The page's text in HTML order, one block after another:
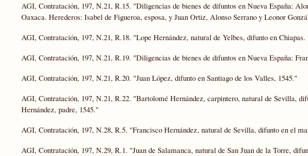
AGI, Contratación, 197, N.21, R.15. "Diligencias de bienes de difuntos en Nueva España:
Oaxaca. Herederos: Isabel de Figueroa, esposa, y Juan Ortiz, Alonso Serrano y Leonor
AGI, Contratación, 197, N.21, R.18. "Lope Hernández, natural de Yelbes, difunto en
AGI, Contratación, 197, N.21, R.19. "Diligencias de bienes de difuntos en Nueva España:
AGI, Contratación, 197, N.21, R.20. "Juan López, difunto en Santiago de los Valles, 1545."
AGI, Contratación, 197, N.21, R.22. "Bartolomé Hernández, carpintero, natural de Sevilla,
Hernández, padre, 1545."
AGI, Contratación, 197, N.28, R.5. "Francisco Hernández, natural de Sevilla, difunto en el
AGI, Contratación, 197, N.29, R.1. "Juan de Salamanca, natural de San Juan de la Torre,